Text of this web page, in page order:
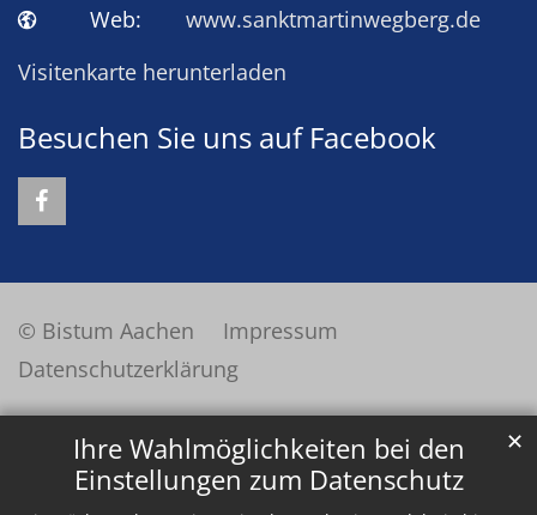
Ihre Wahlmöglichkeiten bei den
Einstellungen zum Datenschutz
✕
Web:
www.sanktmartinwegberg.de
Visitenkarte herunterladen
Besuchen Sie uns auf Facebook
© Bistum Aachen
Impressum
Datenschutzerklärung